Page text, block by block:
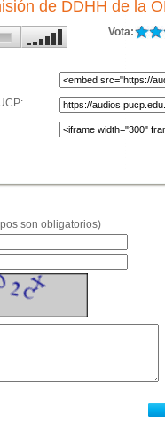
de DDHH de la
Vota:
son obligatorios)